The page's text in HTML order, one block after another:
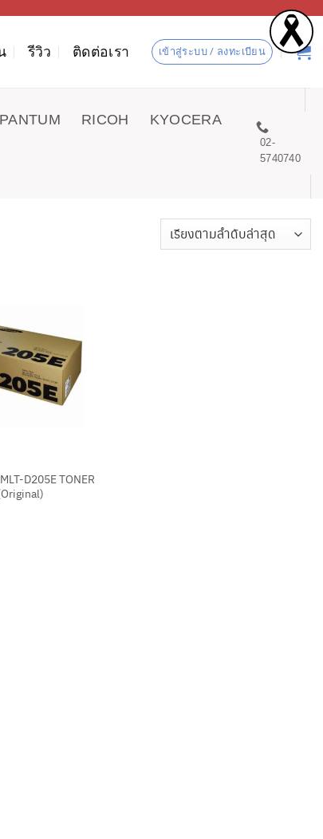
รีวิว ติดต่อเรา เข้าสู่ระบบ / ลงทะเบียน
PANTUM RICOH KYOCERA
02-
5740740
D205E TONER